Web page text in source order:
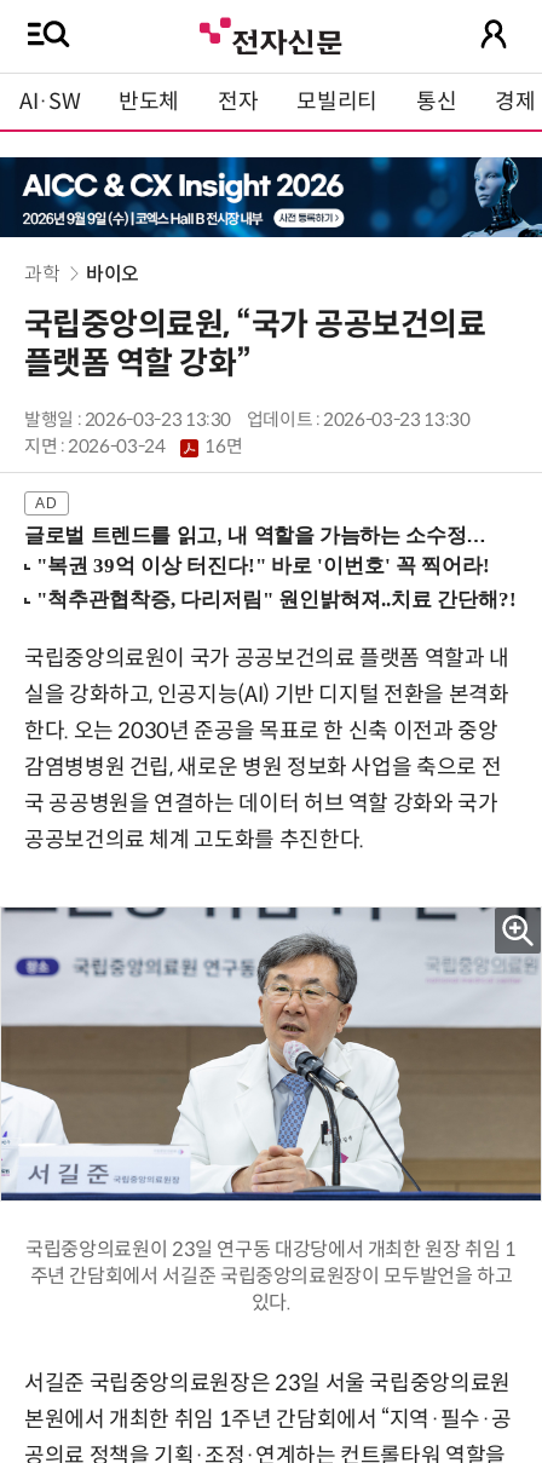
AI·SW 반도체 전자 모빌리티 통신 경제
과학 바이오
국립중앙의료원, “국가 공공보건의료
플랫폼 역할 강화”
발행일 : 2026-03-23 13:30
업데이트 : 2026-03-23 13:30
지면 :2026-03-24 16면
글로벌 트렌드를 읽고, 내 역할을 가늠하는 소수정예 실습 워크숍 (8/28 신논현역)
국립중앙의료원이 국가 공공보건의료 플랫폼 역할과 내
실을 강화하고, 인공지능(AI) 기반 디지털 전환을 본격화
한다. 오는 2030년 준공을 목표로 한 신축 이전과 중앙
감염병병원 건립, 새로운 병원 정보화 사업을 축으로 전
국 공공병원을 연결하는 데이터 허브 역할 강화와 국가
공공보건의료 체계 고도화를 추진한다.
국립중앙의료원이 23일 연구동 대강당에서 개최한 원장 취임 1
주년 간담회에서 서길준 국립중앙의료원장이 모두발언을 하고
있다.
서길준 국립중앙의료원장은 23일 서울 국립중앙의료원
본원에서 개최한 취임 1주년 간담회에서 “지역·필수·공
공의료 정책을 기획·조정·연계하는 컨트롤타워 역할을